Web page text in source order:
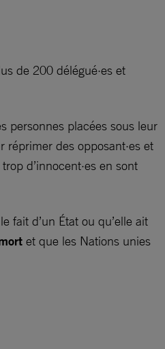
de 200 délégué·es et
personnes placées sous leur
réprimer des opposant·es et
d’innocent·es en sont
fait d’un État ou qu’elle ait
et que les Nations unies